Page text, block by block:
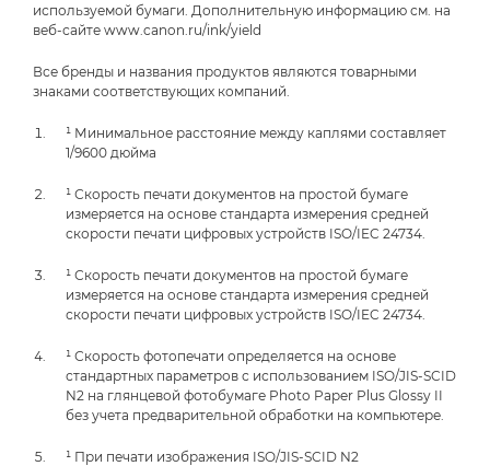
используемой бумаги. Дополнительную информацию см. на
веб-сайте www.canon.ru/ink/yield
Все бренды и названия продуктов являются товарными
знаками соответствующих компаний.
¹ Минимальное расстояние между каплями составляет
1/9600 дюйма
¹ Скорость печати документов на простой бумаге
измеряется на основе стандарта измерения средней
скорости печати цифровых устройств ISO/IEC 24734.
¹ Скорость печати документов на простой бумаге
измеряется на основе стандарта измерения средней
скорости печати цифровых устройств ISO/IEC 24734.
¹ Скорость фотопечати определяется на основе
стандартных параметров с использованием ISO/JIS-SCID
N2 на глянцевой фотобумаге Photo Paper Plus Glossy II
без учета предварительной обработки на компьютере.
¹ При печати изображения ISO/JIS-SCID N2